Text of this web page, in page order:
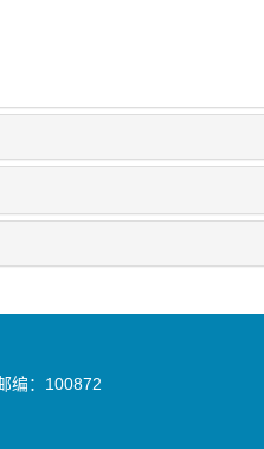
编：100872